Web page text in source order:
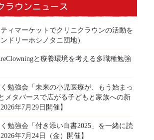
ラウンニュース
ィマーケットでクリニクラウンの活動を
ドリーホシノタニ団地）
と療養環境を考える多職種勉強
勉強会「未来の小児医療が、もう始まっ
メタバースで広がる子どもと家族への新
年7月29日開催】
勉強会「付き添い白書2025」を一緒に読
年7月24日（金）開催】